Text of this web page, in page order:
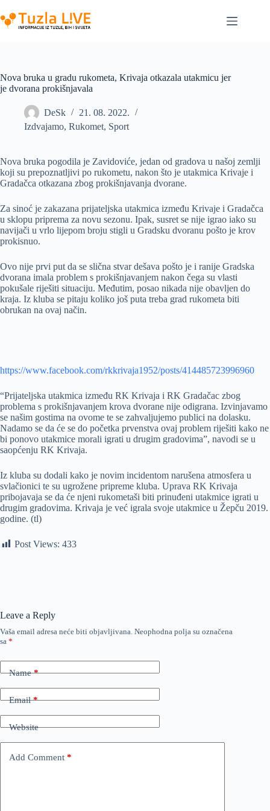
to
content
Nova bruka u gradu rukometa, Krivaja otkazala utakmicu jer
je dvorana prokišnjavala
DeSk
21. 08. 2022.
Izdvajamo, Rukomet, Sport
Nova bruka pogodila je Zavidoviće, jedan od gradova u našoj zemlji
koji su prepoznatljivi po rukometu, nakon što je utakmica Krivaje i
Gradačca otkazana zbog prokišnjavanja dvorane.
Za sinoć je zakazana prijateljska utakmica između Krivaje i Gradačca
u sklopu priprema za novu sezonu. Ipak, susret se nije igrao iako su
navijači u vrlo lijepom broju stigli u Gradsku dvoranu pošto je krov
prokisnuo.
Ovo nije prvi put da se slična stvar dešava pošto je i ranije Gradska
dvorana imala problem s prokišnjavanjem nakon čega su vlasti
pokušale riješiti situaciju. Međutim, posao nikada nije obavljen do
kraja. Iz kluba se pitaju koliko još puta treba grad rukometa biti
obrukan na ovaj način.
https://www.facebook.com/rkkrivaja1952/posts/414485723996960
“Prijateljska utakmica između RK Krivaja i RK Gradačac zbog
problema s prokišnjavanjem krova dvorane nije odigrana. Izvinjavamo
se našim gostima na ovome te se zahvaljujemo publici na dolasku.
Nadamo se da će se do početka prvenstva ovaj problem riješiti kako ne
bi ponovo utakmice morali igrati u drugim gradovima”, navodi se u
saopćenju RK Krivaja.
Iz kluba su dodali kako je novim incidentom narušena atmosfera u
svlačionici te su ugrožene pripreme kluba. Uprava RK Krivaja
pribojavaja se da će njeni rukometaši biti prinuđeni utakmice igrati u
drugim gradovima. Krivaja je već igrala svoje utakmice u Žepču 2019.
godine. (tl)
Post Views: 433
Leave a Reply
Vaša email adresa neće biti objavljivana. Neophodna polja su označena
sa *
Name*
Email*
Website
Add Comment *